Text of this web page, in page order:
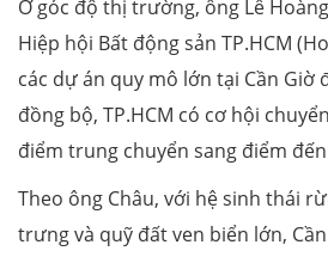
Ở góc độ thị trường, ông Lê
Hiệp hội Bất động sản TP.HCM
các dự án quy mô lớn tại Cần Giờ
đồng bộ, TP.HCM có cơ hội
điểm trung chuyển sang điểm
Theo ông Châu, với hệ sinh thái
trưng và quỹ đất ven biển lớn,